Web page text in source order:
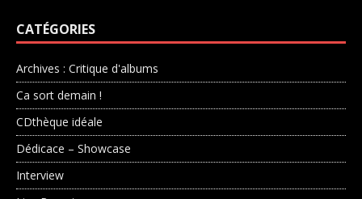
CATÉGORIES
Archives : Critique d'albums
Ca sort demain !
CDthèque idéale
Dédicace – Showcase
Interview